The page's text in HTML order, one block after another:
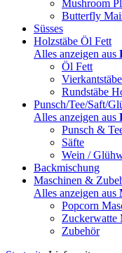
Mushroom
Butterfly
Süsses
Holzstäbe Öl Fett
Alles anzeigen aus
Öl Fett
Rundstäbe
Punsch/Tee/Saft/
Alles anzeigen aus
Punsch &
Säfte
Wein /
Backmischung
Maschinen &
Alles anzeigen aus
Popcorn
Zuckerwatte
Zubehör